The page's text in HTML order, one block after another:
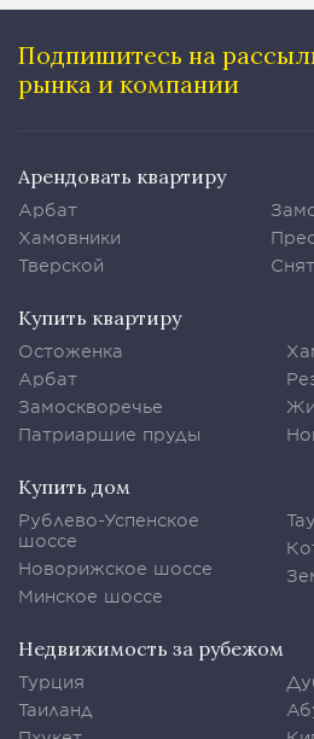
Подпишитесь на
рынка и компании
Арендовать квартиру
Арбат
Хамовники
Тверской
Купить квартиру
Остоженка
Арбат
Замоскворечье
Патриаршие пруды
Купить дом
Рублево-Успенское
шоссе
Новорижское шоссе
Минское шоссе
Недвижимость за рубежом
Турция
Таиланд